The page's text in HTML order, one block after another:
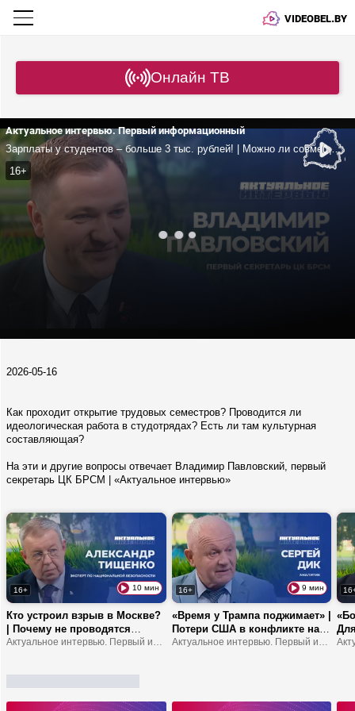
VIDEOBEL.BY
Онлайн ТВ
Актуальное интервью. Первый информационный
Зарплаты у студентов – больше 3 тыс. рублей! | Можно ли совмещать учебу и работу в студотряде? | Какие льготы есть у студотрядовцев?
16+
2026-05-16
Как проходит открытие трудовых семестров? Проводится ли
идеологическая работа в студотрядах? Есть ли там культурная
составляющая?
На эти и другие вопросы отвечает Владимир Павловский, первый
секретарь ЦК БРСМ | «Актуальное интервью»
16+ 10 мин
Кто устроил взрыв в Москве?
| Почему не проводятся
выборы в Украине? |
16+ 9 мин
«Время у Трампа поджимает» |
Потери США в конфликте на
Ближнем Востоке | Европа
от